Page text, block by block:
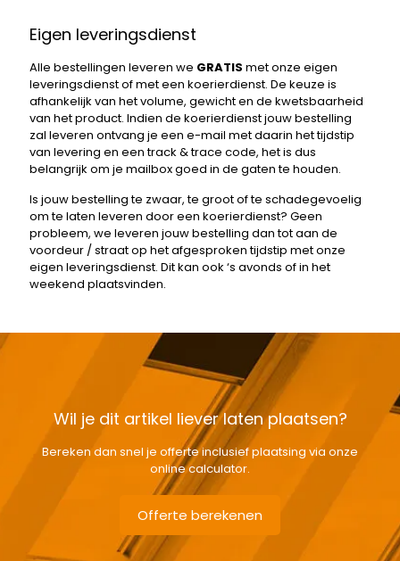
Eigen leveringsdienst
Alle bestellingen leveren we GRATIS met onze eigen
leveringsdienst of met een koerierdienst. De keuze is
afhankelijk van het volume, gewicht en de kwetsbaarheid
van het product. Indien de koerierdienst jouw bestelling
zal leveren ontvang je een e-mail met daarin het tijdstip
van levering en een track & trace code, het is dus
belangrijk om je mailbox goed in de gaten te houden.
Is jouw bestelling te zwaar, te groot of te schadegevoelig
om te laten leveren door een koerierdienst? Geen
probleem, we leveren jouw bestelling dan tot aan de
voordeur / straat op het afgesproken tijdstip met onze
eigen leveringsdienst. Dit kan ook ‘s avonds of in het
weekend plaatsvinden.
Wil je dit artikel liever laten plaatsen?
Bereken dan snel je offerte inclusief plaatsing via onze
online calculator.
Offerte berekenen